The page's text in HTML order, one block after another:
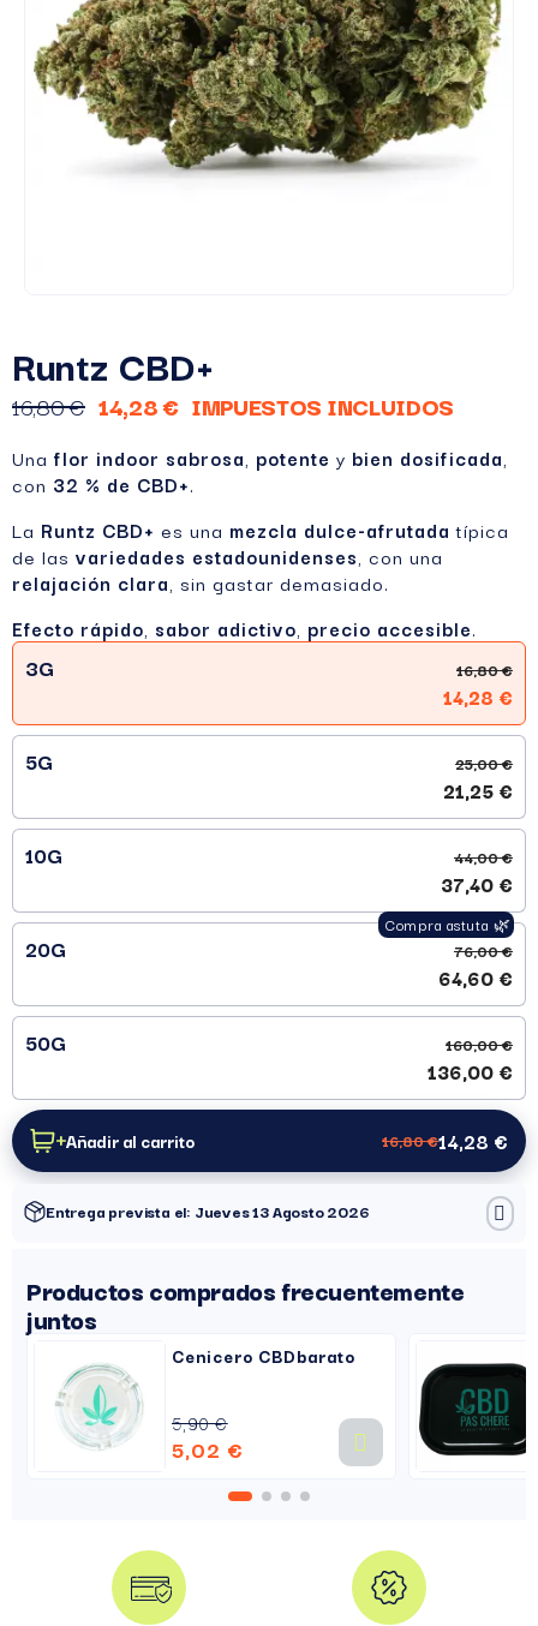
Runtz CBD+
16,80 € 14,28 € IMPUESTOS INCLUIDOS
Una flor indoor sabrosa, potente y bien dosificada,
con 32 % de CBD+.
La Runtz CBD+ es una mezcla dulce-afrutada típica
de las variedades estadounidenses, con una
relajación clara, sin gastar demasiado.
Efecto rápido, sabor adictivo, precio accesible.
3G 16,80 €
14,28 €
5G 25,00 €
21,25 €
10G 44,00 €
37,40 €
20G 76,00 €
64,60 €
50G 160,00 €
136,00 €
Añadir al carrito 16,80 €14,28 €
Entrega prevista el: Jueves 13 Agosto 2026
Productos comprados frecuentemente
juntos
Cenicero CBDbarato
5,90 €
5,02 €